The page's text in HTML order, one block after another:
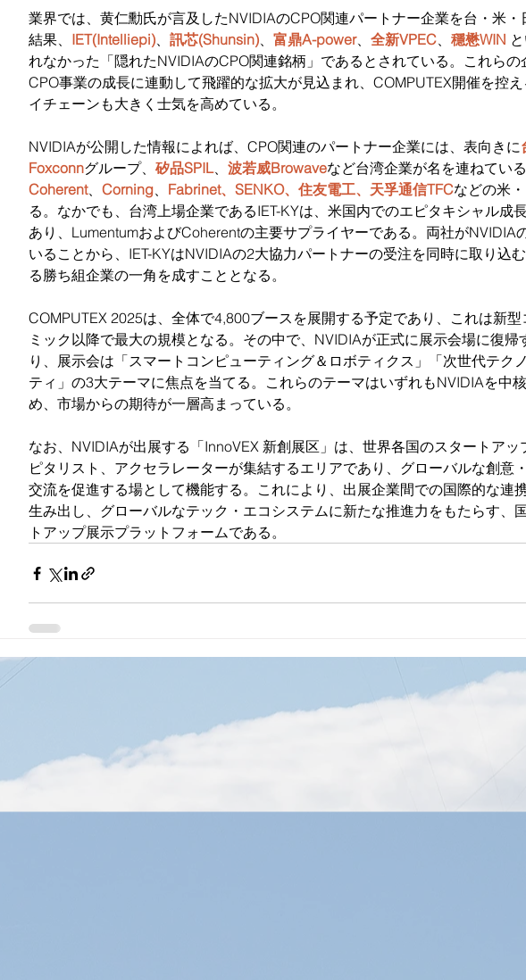
業界では、黄仁勳氏が言及したNVIDIAのCPO関連パートナー企業を台・米
結果、 IET(Intelliepi)、 訊芯(Shunsin)、 富鼎A-power、 全新VPEC、 穩懋WIN
れなかった「隠れたNVIDIAのCPO関連銘柄」であるとされている。これら
CPO事業の成長に連動して飛躍的な拡大が見込まれ、COMPUTEX開催を控
イチェーンも大きく士気を高めている。
NVIDIAが公開した情報によれば、CPO関連のパートナー企業には、表向きに
Foxconnグループ、 矽品SPIL、 波若威Browaveなど台湾企業が名を連ねている
Coherent、 Corning、 Fabrinet、SENKO、住友電工、天孚通信TFCなどの米
る。なかでも、台湾上場企業であるIET-KYは、米国内でのエピタキシャル成
あり、LumentumおよびCoherentの主要サプライヤーである。両社がNVIDIA
いることから、IET-KYはNVIDIAの2大協力パートナーの受注を同時に取り込
る勝ち組企業の一角を成すこととなる。
COMPUTEX 2025は、全体で4,800ブースを展開する予定であり、これは新
ミック以降で最大の規模となる。その中で、NVIDIAが正式に展示会場に復帰
り、展示会は「スマートコンピューティング＆ロボティクス」「次世代テク
ティ」の3大テーマに焦点を当てる。これらのテーマはいずれもNVIDIAを中
め、市場からの期待が一層高まっている。
なお、NVIDIAが出展する「InnoVEX 新創展区」は、世界各国のスタートアッ
ピタリスト、アクセラレーターが集結するエリアであり、グローバルな創意
交流を促進する場として機能する。これにより、出展企業間での国際的な連
生み出し、グローバルなテック・エコシステムに新たな推進力をもたらす、
トアップ展示プラットフォームである。